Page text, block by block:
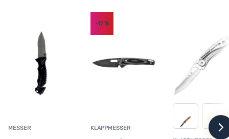
MESSER KLAPPMESSER
-17%